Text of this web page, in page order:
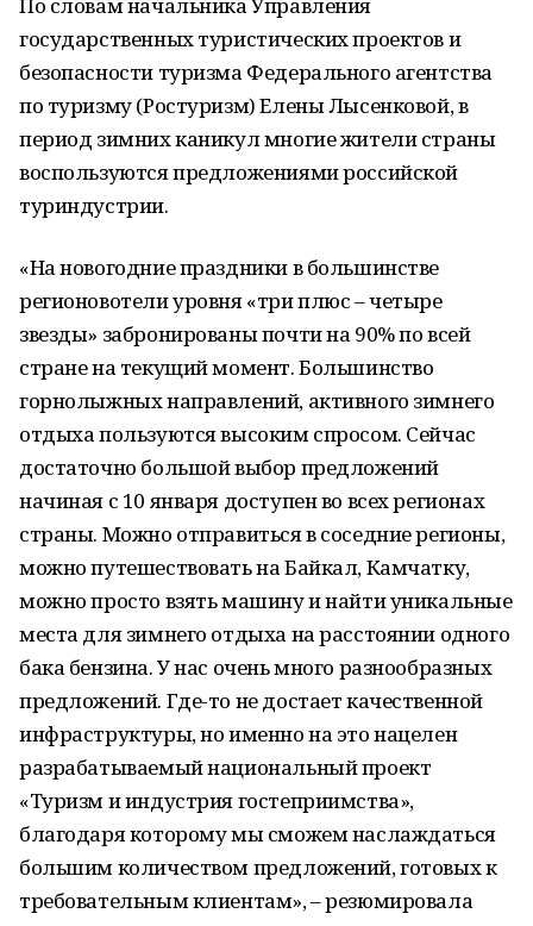
государственных туристических проектов и
безопасности туризма Федерального агентства
по туризму (Ростуризм) Елены Лысенковой, в
период зимних каникул многие жители страны
воспользуются предложениями российской
туриндустрии.
«На новогодние праздники в большинстве
регионовотели уровня «три плюс – четыре
звезды» забронированы почти на 90% по всей
стране на текущий момент. Большинство
горнолыжных направлений, активного зимнего
отдыха пользуются высоким спросом. Сейчас
достаточно большой выбор предложений
начиная с 10 января доступен во всех регионах
страны. Можно отправиться в соседние регионы,
можно путешествовать на Байкал, Камчатку,
можно просто взять машину и найти уникальные
места для зимнего отдыха на расстоянии одного
бака бензина. У нас очень много разнообразных
предложений. Где-то не достает качественной
инфраструктуры, но именно на это нацелен
разрабатываемый национальный проект
«Туризм и индустрия гостеприимства»,
благодаря которому мы сможем наслаждаться
большим количеством предложений, готовых к
требовательным клиентам», – резюмировала